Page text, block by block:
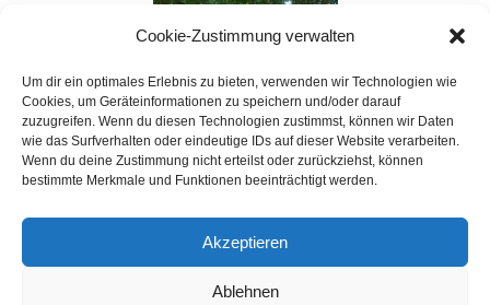
Cookie-Zustimmung verwalten
Um dir ein optimales Erlebnis zu bieten, verwenden wir Technologien wie
Cookies, um Geräteinformationen zu speichern und/oder darauf
zuzugreifen. Wenn du diesen Technologien zustimmst, können wir Daten
wie das Surfverhalten oder eindeutige IDs auf dieser Website verarbeiten.
Wenn du deine Zustimmung nicht erteilst oder zurückziehst, können
bestimmte Merkmale und Funktionen beeinträchtigt werden.
Akzeptieren
Ablehnen